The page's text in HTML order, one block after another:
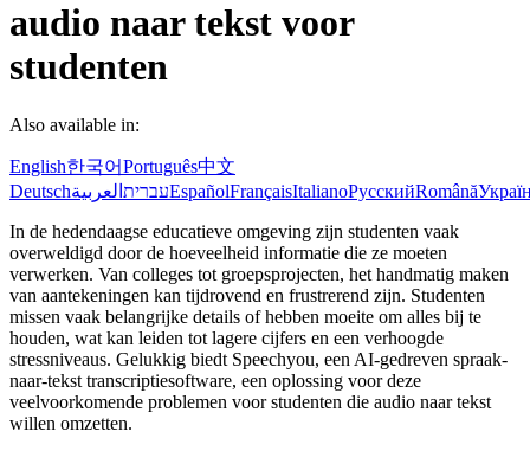
audio naar tekst voor
studenten
Also available in:
English한국어Português中文
Deutsch
עברית العربية EspañolFrançaisItalianoРусскийRomână
In de hedendaagse educatieve omgeving zijn studenten vaak
overweldigd door de hoeveelheid informatie die ze moeten
verwerken. Van colleges tot groepsprojecten, het handmatig maken
van aantekeningen kan tijdrovend en frustrerend zijn. Studenten
missen vaak belangrijke details of hebben moeite om alles bij te
houden, wat kan leiden tot lagere cijfers en een verhoogde
stressniveaus. Gelukkig biedt Speechyou, een AI-gedreven spraak-
naar-tekst transcriptiesoftware, een oplossing voor deze
veelvoorkomende problemen voor studenten die audio naar tekst
willen omzetten.